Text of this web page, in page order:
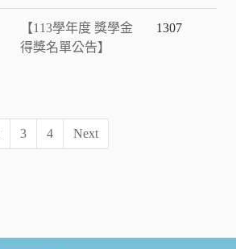
【113學年度 獎學金
得獎名單公告】
1307
3 4 Next